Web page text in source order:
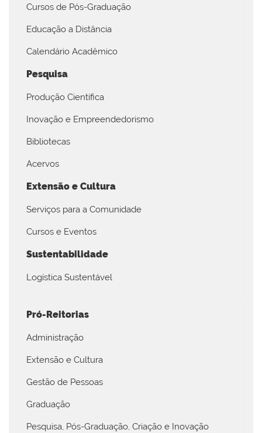
Cursos de Pós-Graduação
Educação a Distância
Calendário Acadêmico
Pesquisa
Produção Científica
Inovação e Empreendedorismo
Bibliotecas
Acervos
Extensão e Cultura
Serviços para a Comunidade
Cursos e Eventos
Sustentabilidade
Logística Sustentável
Pró-Reitorias
Administração
Extensão e Cultura
Gestão de Pessoas
Graduação
Pesquisa, Pós-Graduação, Criação e Inovação